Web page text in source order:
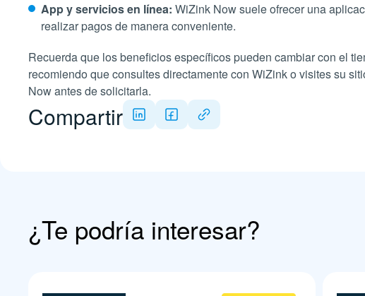
App y servicios en línea: WiZink Now suele ofrecer una
realizar pagos de manera conveniente.
Recuerda que los beneficios específicos pueden cambiar con el
recomiendo que consultes directamente con WiZink o visites su
Now antes de solicitarla.
Compartir
¿Te podría interesar?